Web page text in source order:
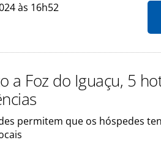
às 16h52
a Foz do Iguaçu, 5
permitem que os hóspedes